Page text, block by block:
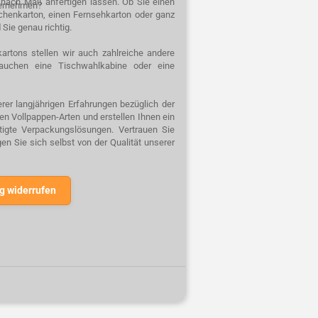
einen Fernsehkarton oder ganz
genau richtig.
stellen wir auch zahlreiche andere
eine Tischwahlkabine oder eine
langjährigen Erfahrungen bezüglich der
Vollpappen-Arten und erstellen Ihnen ein
Verpackungslösungen. Vertrauen Sie
Sie sich selbst von der Qualität unserer
widerrufen